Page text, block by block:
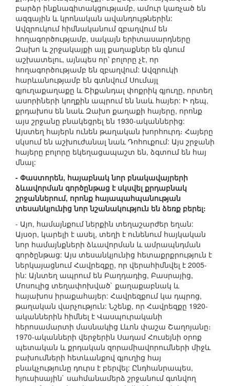
բարձր ինքնագիտակցությամբ, ամուր կառչած են
ազգային և կրոնական ավանդույթներին:
Ավզրուկում հիմնականում զբաղվում են
հողագործությամբ, սակայն երիտասարդները
Զախո և շրջակայքի այլ քաղաքներ են գնում
աշխատելու, այնպես որ՝ բոլորը չէ, որ
հողագործությամբ են զբաղվում: Ավզրուկի
հարևանությամբ են գտնվում Սումայլ
գյուղաքաղաքը և Շիքանդալ փոքրիկ գյուղը, որտեղ
ասորիների կողքին ապրում են նաև հայեր: Ի դեպ,
քրդախոս են նաև Զախո քաղաքի հայերը, որոնք
այս շրջանը բնակեցրել են 1930-ականներից:
Այստեղ հայերն ունեն թաղական խորհուրդ։ Հայերը
սկսում են աշխուժանալ նաև Դոհուքում: Այս շրջանի
հայերը բոլորը եկեղացապաշտ են, ձգտում են հայ
մնալ:
- Փաստորեն, հայաբնակ նոր բնակավայրերի
ձևավորման գործընթաց է սկսվել քրդաբնակ
շրջաններում, որոնք հայապահպանության
տեսանկյունից նոր նշանակություն են ձեռք բերել:
- Այո, համայնքում ներքին տեղաշարժեր եղան:
Այսօր, կարելի է ասել, տեղի է ունենում հայկական
նոր համայնքների ձևավորման և ամրապնդման
գործընթաց: Այս տեսանկյունից հետաքրքրություն է
ներկայացնում Հավրեզքը, որ վերահիմնվել է 2005-
ին: Այնտեղ ապրում են Բաղդադից, Բասրայից,
Մոսուլից տեղափոխված` քաղաքաբնակ և
հայախոս իրաքահայեր: Հավրեզքում կա դպրոց,
թաղական վարչություն: Նշենք, որ Հավրեզքը 1920-
ականներին հիմնել է Վասպուրականի
հերոսամարտի մասնակից Լևոն փաշա Շաղոյանը։
1970-ականների վերջերին Սադամ Հուսեյնի օրոք
պետական և քրդական զորամիավորումների միջև
բախումների հետևանքով գյուղից հայ
բնակչությունը դուրս է բերվել: Ընդհանրապես,
հյուսիսային` սահմանամերձ շրջանում գտնվող